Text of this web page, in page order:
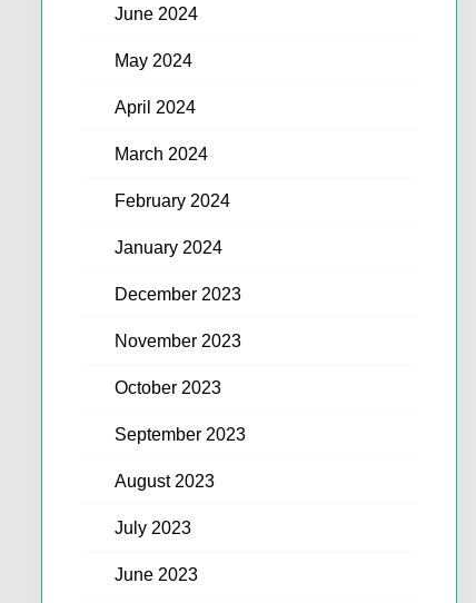
June 2024
May 2024
April 2024
March 2024
February 2024
January 2024
December 2023
November 2023
October 2023
September 2023
August 2023
July 2023
June 2023